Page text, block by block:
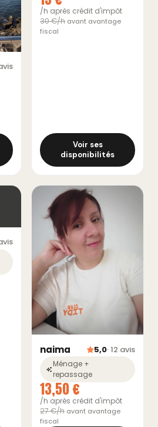
/h après crédit d'impôt
30 €/h avant avantage
fiscal
Voir ses
disponibilités
naima 5,0· 12 avis
Ménage +
repassage
13,50 €
/h après crédit d'impôt
27 €/h avant avantage
fiscal